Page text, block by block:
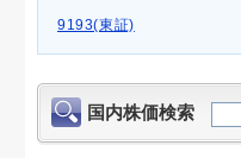
9193(東証)